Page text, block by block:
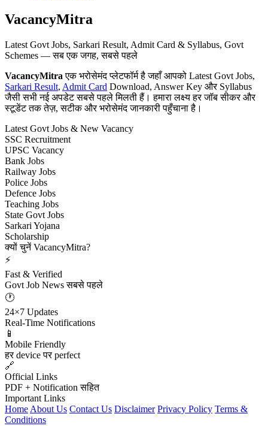
VacancyMitra
Latest Govt Jobs, Sarkari Result, Admit Card & Syllabus, Govt
Schemes — सब एक जगह, सबसे पहले
VacancyMitra एक भरोसेमंद प्लेटफॉर्म है जहाँ आपको Latest Govt Jobs,
Sarkari Result, Admit Card Download, Answer Key और Syllabus
जैसी सभी नई अपडेट सबसे पहले मिलती हैं। हमारा लक्ष्य हर जॉब सीकर और
स्टूडेंट तक तेज़, सटीक और भरोसेमंद जानकारी पहुँचाना है।
Latest Govt Jobs & New Vacancy
SSC Recruitment
UPSC Vacancy
Bank Jobs
Railway Jobs
Police Jobs
Defence Jobs
Teaching Jobs
State Govt Jobs
Sarkari Yojana
Scholarship
क्यों चुनें VacancyMitra?
⚡
Fast & Verified
Govt Job News सबसे पहले
🕐
24×7 Updates
Real-Time Notifications
📱
Mobile Friendly
हर device पर perfect
🔗
Official Links
PDF + Notification सहित
Important Links
Home About Us Contact Us Disclaimer Privacy Policy Terms &
Conditions